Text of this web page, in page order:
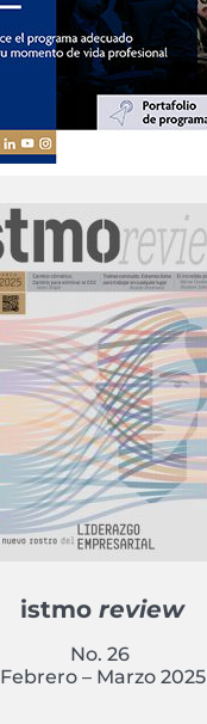
istmo review
No. 26
Febrero – Marzo 2025